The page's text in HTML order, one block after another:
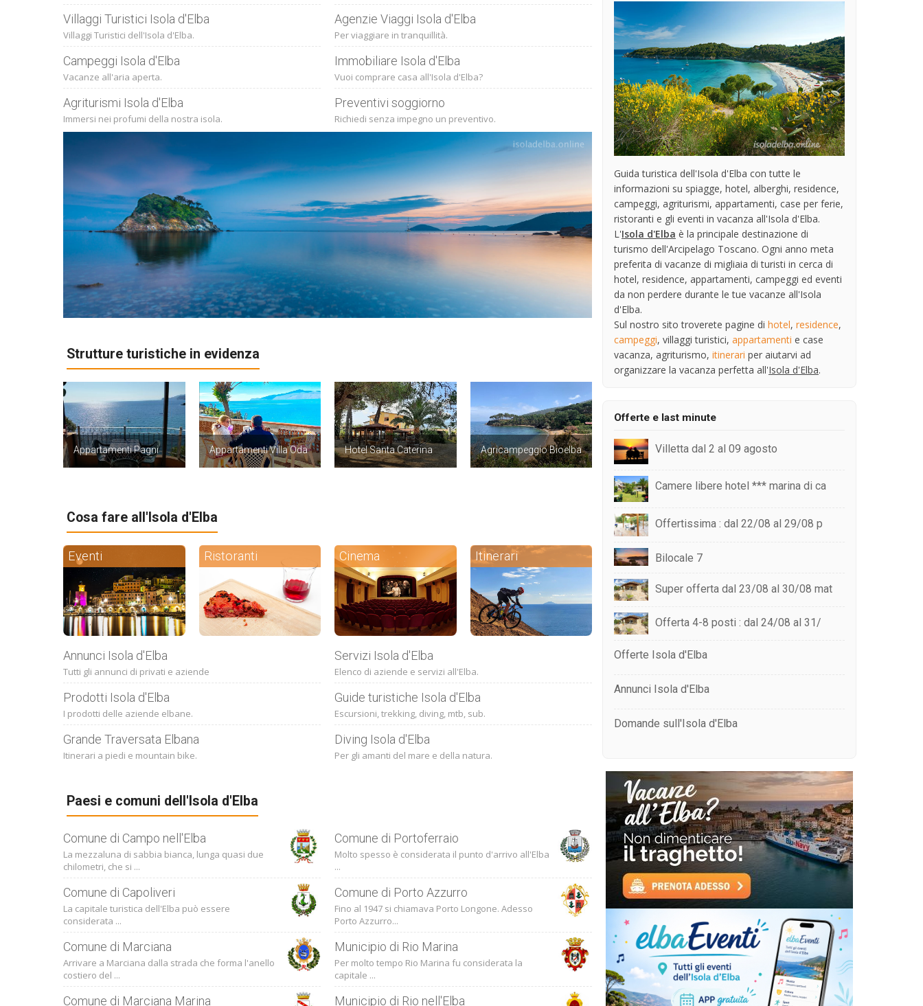
Villaggi Turistici Isola d'Elba
Villaggi Turistici dell'Isola d'Elba.
Campeggi Isola d'Elba
Vacanze all'aria aperta.
Agriturismi Isola d'Elba
Immersi nei profumi della nostra isola.
Agenzie Viaggi Isola d'Elba
Per viaggiare in tranquillità.
Immobiliare Isola d'Elba
Vuoi comprare casa all'Isola d'Elba?
Preventivi soggiorno
Richiedi senza impegno un preventivo.
Strutture turistiche in evidenza
Appartamenti Pagni Appartamenti Villa Oda Hotel Santa Caterina Agricampeggio Bioelba
Cosa fare all'Isola d'Elba
Eventi Ristoranti Cinema Itinerari
Annunci Isola d'Elba
Tutti gli annunci di privati e aziende
Prodotti Isola d'Elba
I prodotti delle aziende elbane.
Grande Traversata Elbana
Itinerari a piedi e mountain bike.
Servizi Isola d'Elba
Elenco di aziende e servizi all'Elba.
Guide turistiche Isola d'Elba
Escursioni, trekking, diving, mtb, sub.
Diving Isola d'Elba
Per gli amanti del mare e della natura.
Paesi e comuni dell'Isola d'Elba
Comune di Campo nell'Elba
La mezzaluna di sabbia bianca, lunga quasi due
chilometri, che si ...
Comune di Capoliveri
La capitale turistica dell'Elba può essere
considerata ...
Comune di Marciana
Arrivare a Marciana dalla strada che forma l'anello
costiero del ...
Comune di Marciana Marina
Comune di Portoferraio
Molto spesso è considerata il punto d'arrivo all'Elba
...
Comune di Porto Azzurro
Fino al 1947 si chiamava Porto Longone. Adesso
Porto Azzurro...
Municipio di Rio Marina
Per molto tempo Rio Marina fu considerata la
capitale ...
Municipio di Rio nell'Elba
Guida turistica dell'Isola d'Elba con tutte le
informazioni su spiagge, hotel, alberghi, residence,
campeggi, agriturismi, appartamenti, case per ferie,
ristoranti e gli eventi in vacanza all'Isola d'Elba.
L'Isola d'Elba è la principale destinazione di
turismo dell'Arcipelago Toscano. Ogni anno meta
preferita di vacanze di migliaia di turisti in cerca di
hotel, residence, appartamenti, campeggi ed eventi
da non perdere durante le tue vacanze all'Isola
d'Elba.
Sul nostro sito troverete pagine di hotel, residence,
campeggi, villaggi turistici, appartamenti e case
vacanza, agriturismo, itinerari per aiutarvi ad
organizzare la vacanza perfetta all'Isola d'Elba.
Offerte e last minute
Villetta dal 2 al 09 agosto
Camere libere hotel *** marina di ca
Offertissima : dal 22/08 al 29/08 p
Bilocale 7
Super offerta dal 23/08 al 30/08 mat
Offerta 4-8 posti : dal 24/08 al 31/
Offerte Isola d'Elba
Annunci Isola d'Elba
Domande sull'Isola d'Elba